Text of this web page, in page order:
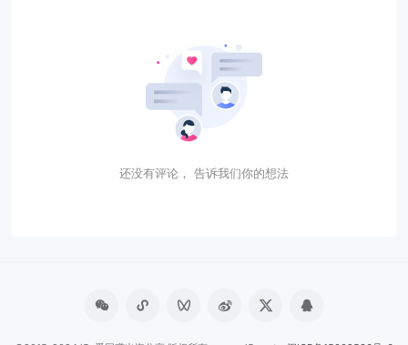
还没有评论， 告诉我们你的想法